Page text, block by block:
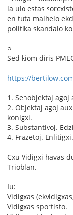
la ulo estas
en tuta malhelo
politika skandalo
○
Sed kiom diris
https://
1. Senobjektaj agoj
2. Objektaj agoj
konigxi.
3. Substantivoj.
4. Frazetoj. Enlitigxi.
Cxu Vidigxi havas
Trioblan.
Iu:
Vidigxas
Vidigxas sportisto.